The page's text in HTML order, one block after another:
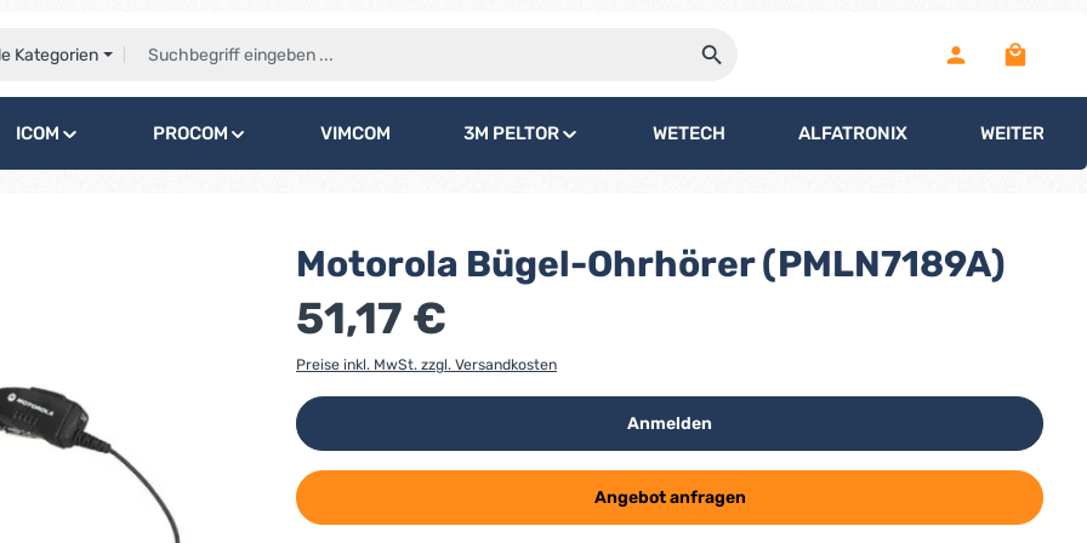
Kategorien
ICOM PROCOM VIMCOM 3M PELTOR WETECH ALFATRONIX WEITERE
Motorola Bügel-Ohrhörer (PMLN7189A)
51,17 €
Preise inkl. MwSt. zzgl. Versandkosten
Anmelden
Angebot anfragen